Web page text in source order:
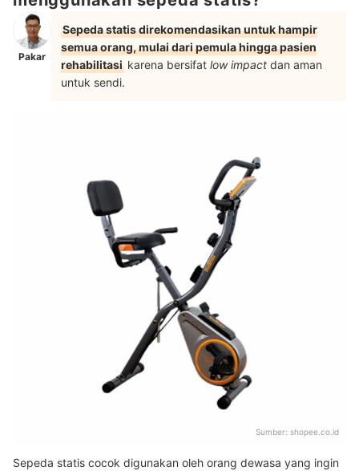
Pakar
Sepeda statis direkomendasikan untuk hampir
semua orang, mulai dari pemula hingga pasien
rehabilitasi karena bersifat low impact dan aman
untuk sendi.
Sumber: shopee.co.id
Sepeda statis cocok digunakan oleh orang dewasa yang ingin